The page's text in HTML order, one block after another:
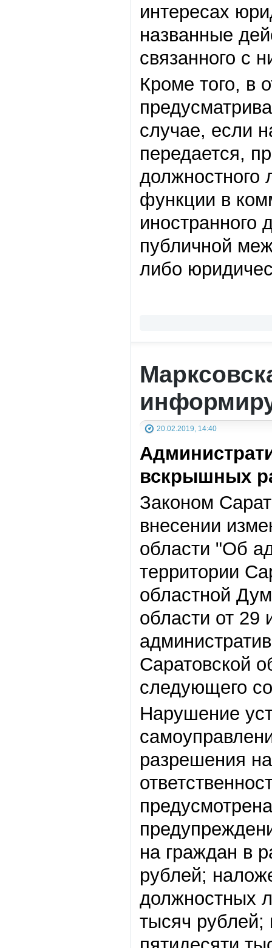
интересах
названные
связанного с
Кроме того, в
случае, если
передается,
должностного
функции в
иностранного
публичной
либо
20.02.2019, 14:40
вскрышных
Законом
внесении
области "Об
территории
областной
области от
Саратовской
следующего
Нарушение
разрешения
на граждан в
рублей;
должностных
тысяч рублей;